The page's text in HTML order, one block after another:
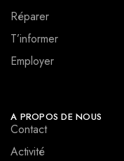
Réparer
T’informer
Employer
A PROPOS DE NOUS
Contact
Activité